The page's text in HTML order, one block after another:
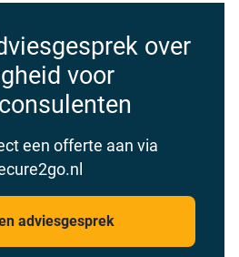
over
voor
een offerte aan via
adviesgesprek